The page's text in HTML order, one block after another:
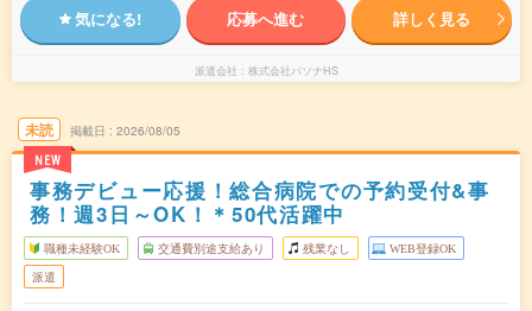
気になる! 応募へ進む 詳しく見る
派遣会社 株式会社パソナHS
未読
NEW
掲載日 2026/08/05
事務デビュー応援！総合病院での予約受付&事
務！週3日～OK！＊50代活躍中
職種未経験OK 交通費別途支給あり 残業なし WEB登録OK
派遣